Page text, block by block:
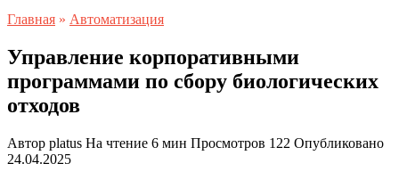
Главная » Автоматизация
Управление корпоративными
программами по сбору биологических
отходов
Автор platus На чтение 6 мин Просмотров 122 Опубликовано
24.04.2025